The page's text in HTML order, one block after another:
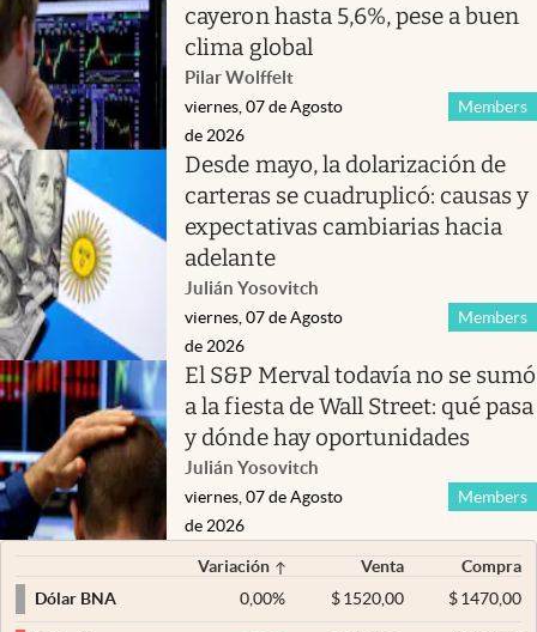
cayeron hasta 5,6%, pese a buen
clima global
Pilar Wolffelt
Members
viernes, 07 de Agosto
de 2026
Desde mayo, la dolarización de
carteras se cuadruplicó: causas y
expectativas cambiarias hacia
adelante
Julián Yosovitch
Members
viernes, 07 de Agosto
de 2026
El S&P Merval todavía no se sumó
a la fiesta de Wall Street: qué pasa
y dónde hay oportunidades
Julián Yosovitch
Members
viernes, 07 de Agosto
de 2026
Variación Venta
Compra
Dólar BNA
0,00% $ 1520,00 $1470,00